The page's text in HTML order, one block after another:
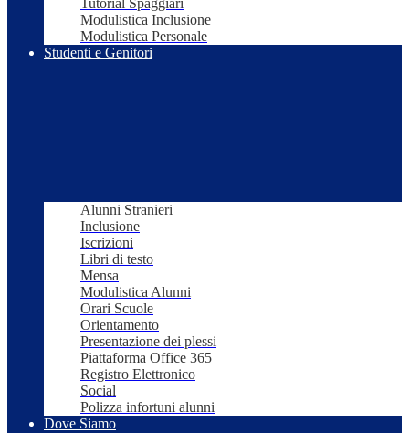
Tutorial Spaggiari
Modulistica Inclusione
Modulistica Personale
Studenti e Genitori
Alunni Stranieri
Inclusione
Iscrizioni
Libri di testo
Mensa
Modulistica Alunni
Orari Scuole
Orientamento
Presentazione dei plessi
Piattaforma Office 365
Registro Elettronico
Social
Polizza infortuni alunni
Dove Siamo